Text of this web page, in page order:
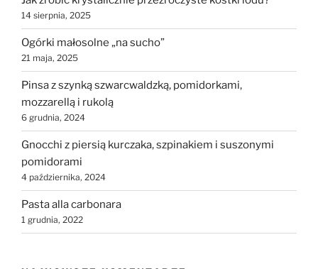
14 sierpnia, 2025
Ogórki małosolne „na sucho”
21 maja, 2025
Pinsa z szynką szwarcwaldzką, pomidorkami,
mozzarellą i rukolą
6 grudnia, 2024
Gnocchi z piersią kurczaka, szpinakiem i suszonymi
pomidorami
4 października, 2024
Pasta alla carbonara
1 grudnia, 2022